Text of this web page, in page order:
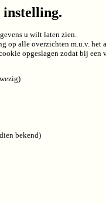
instelling.
u wilt laten zien.
op alle overzichten m.u.v.
opgeslagen zodat bij
bekend)